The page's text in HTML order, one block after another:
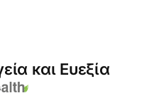
και Ευεξία